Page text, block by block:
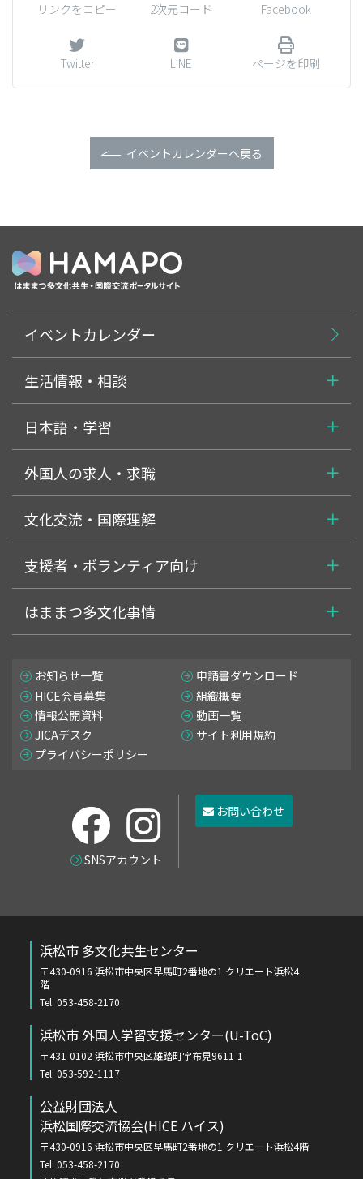
リンクをコピー 2次元コード Facebook
Twitter LINE ページを印刷
イベントカレンダーへ戻る
イベントカレンダー
生活情報・相談
日本語・学習
外国人の求人・求職
文化交流・国際理解
支援者・ボランティア向け
はままつ多文化事情
お知らせ一覧
申請書ダウンロード
HICE会員募集
組織概要
情報公開資料
動画一覧
JICAデスク
サイト利用規約
プライバシーポリシー
SNSアカウント
お問い合わせ
浜松市 多文化共生センター
〒430-0916 浜松市中央区早馬町2番地の1 クリエート浜松4
階
Tel: 053-458-2170
浜松市 外国人学習支援センター(U-ToC)
〒431-0102 浜松市中央区雄踏町宇布見9611-1
Tel: 053-592-1117
公益財団法人
浜松国際交流協会(HICE ハイス)
〒430-0916 浜松市中央区早馬町2番地の1 クリエート浜松4階
Tel: 053-458-2170